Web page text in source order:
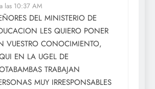
las 10:37 AM
DEL MINISTERIO DE
LES QUIERO PONER
VUESTRO CONOCIMIENTO,
EN LA UGEL DE
TRABAJAN
MUY IRRESPONSABLES